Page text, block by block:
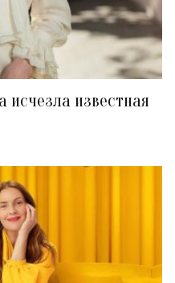
исчезла известная